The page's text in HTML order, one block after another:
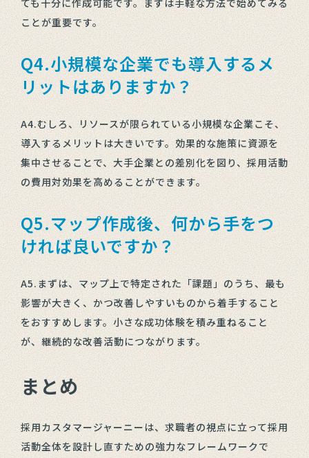
ても十分に作成可能です。まずは手軽な方法で始めてみる
ことが重要です。
Q4.小規模な企業でも導入するメ
リットはありますか？
A4.むしろ、リソースが限られている小規模な企業こそ、
導入するメリットは大きいです。効果的な施策に資源を
集中させることで、大手企業との差別化を図り、採用活動
の費用対効果を高めることができます。
Q5.マップ作成後、何から手をつ
ければ良いですか？
A5.まずは、マップ上で特定された「課題」のうち、最も
影響が大きく、かつ改善しやすいものから着手すること
をおすすめします。小さな成功体験を積み重ねること
が、継続的な改善活動につながります。
まとめ
採用カスタマージャーニーは、求職者の視点に立って採用
活動全体を設計し直すための強力なフレームワークで